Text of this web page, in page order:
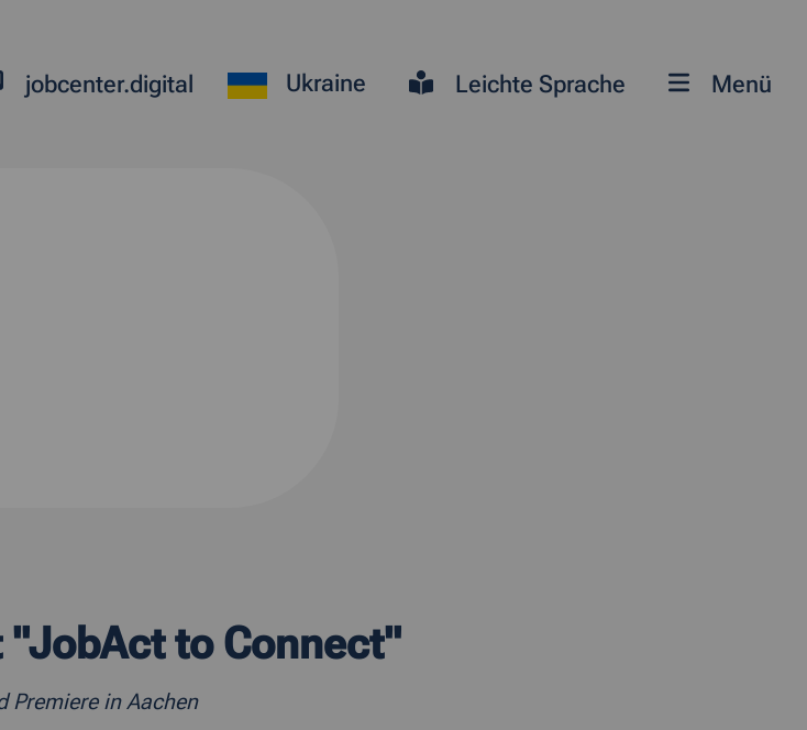
jobcenter.digital Ukraine Leichte Sprache Menü
to Connect"
Premiere in Aachen